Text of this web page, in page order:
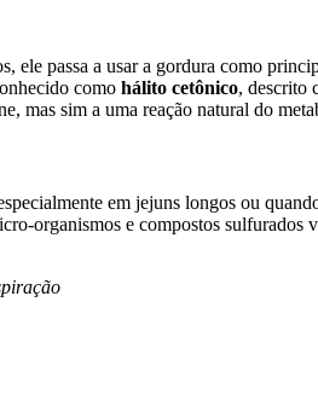
passa a usar a gordura como
como hálito cetônico, descrito
mas sim a uma reação natural do
em jejuns longos ou
organismos e compostos sulfurados